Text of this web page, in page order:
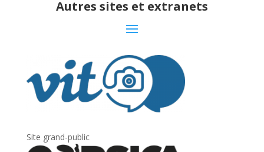
Autres sites et extranets
Site grand-public